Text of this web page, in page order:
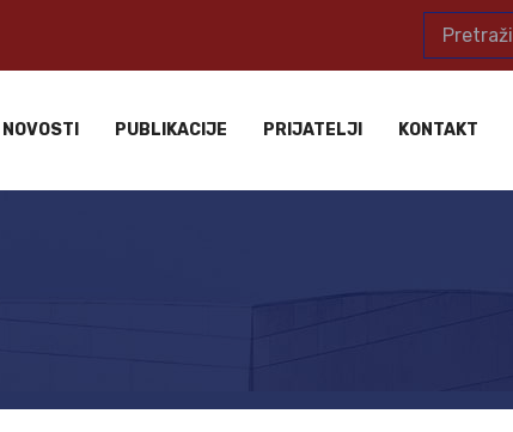
NOVOSTI PUBLIKACIJE PRIJATELJI KONTAKT